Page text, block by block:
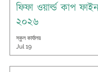
ফিফা ওয়ার্ল্ড কাপ
২০২৬
স্কুল কার্যালয়
Jul 19